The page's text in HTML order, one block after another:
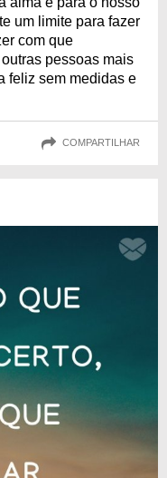
um limite para fazer
com que
pessoas mais
feliz sem medidas e
COMPARTILHAR